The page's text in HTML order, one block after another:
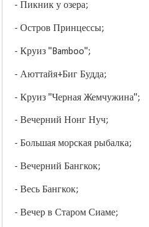
- Пикник у озера;
- Остров Принцессы;
- Круиз "Bamboo";
- Аюттайя+Биг Будда;
- Круиз "Черная Жемчужина";
- Вечерний Нонг Нуч;
- Большая морская рыбалка;
- Вечерний Бангкок;
- Весь Бангкок;
- Вечер в Старом Сиаме;